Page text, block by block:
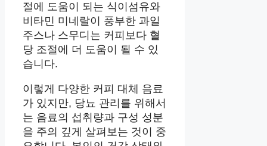
절에 도움이 되는 식이섬유와
비타민 미네랄이 풍부한 과일
주스나 스무디는 커피보다 혈
당 조절에 더 도움이 될 수 있
습니다.
이렇게 다양한 커피 대체 음료
가 있지만, 당뇨 관리를 위해서
는 음료의 섭취량과 구성 성분
을 주의 깊게 살펴보는 것이 중